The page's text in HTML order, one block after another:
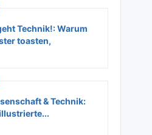
Technik!: Warum
toasten,
& Technik: